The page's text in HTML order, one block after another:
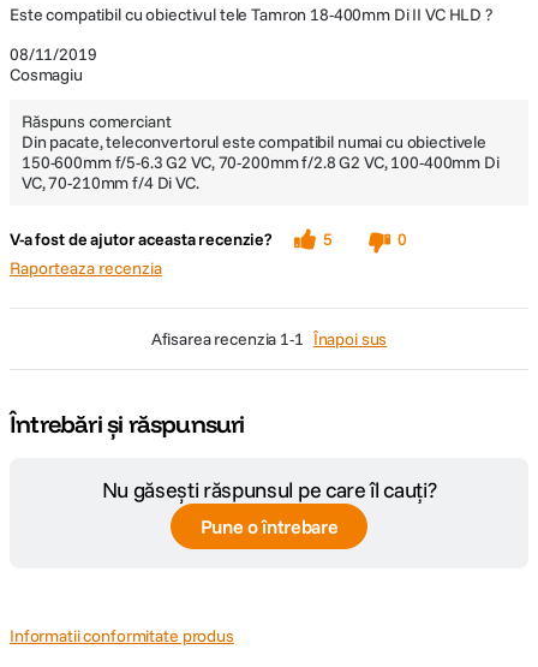
08/11/2019
Cosmagiu
Este compatibil cu obiectivul tele Tamron 18-400mm Di II VC HLD ?
Răspuns comerciant
Din pacate, teleconvertorul este compatibil numai cu obiectivele
150-600mm f/5-6.3 G2 VC, 70-200mm f/2.8 G2 VC, 100-400mm Di
VC, 70-210mm f/4 Di VC.
V-a fost de ajutor aceasta recenzie? 5
0
Raporteaza recenzia
afisarea recenzia 1-1 Înapoi sus
Întrebări și răspunsuri
Nu găsești răspunsul pe care îl cauți?
Pune o întrebare
Informatii conformitate produs